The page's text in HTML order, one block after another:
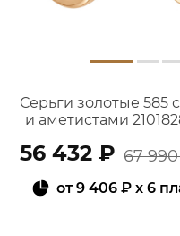
Серьги золотые 585
и аметистами
56 432 ₽ 67
от9 406 ₽ x 6